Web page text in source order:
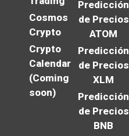
Cosmos
Crypto
Crypto
Calendar
(Coming
soon)
Predicción
de Precios
ATOM
Predicción
de Precios
XLM
Predicción
de Precios
BNB